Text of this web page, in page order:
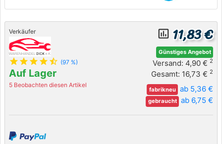
Verkäufer
star star star star star_half (97 %)
Auf Lager
5 Beobachten diesen Artikel
insert_chart_outlined 11,83 €
Günstiges Angebot
Versand: 4,90 € 2
Gesamt: 16,73 € 2
fabrikneu ab 5,36 €
gebraucht ab 6,75 €